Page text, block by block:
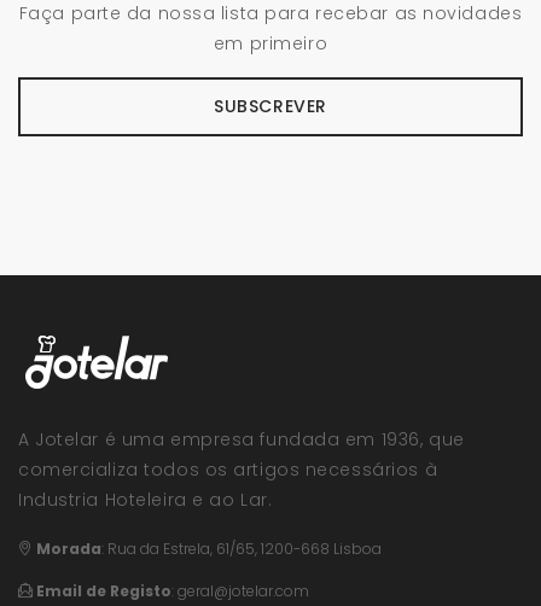
Faça parte da nossa lista para recebar as novidades
em primeiro
SUBSCREVER
A Jotelar é uma empresa fundada em 1936, que
comercializa todos os artigos necessários à
Industria Hoteleira e ao Lar.
Morada: Rua da Estrela, 61/65, 1200-668 Lisboa
Email de Registo:geral@jotelar.com